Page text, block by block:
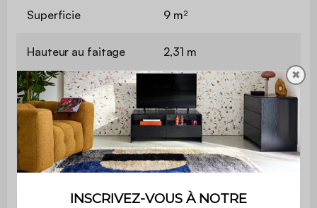
Superficie 9 m²
Hauteur au faitage 2,31 m
Hauteur entrée
Surface au sol
intérieure
7,4 m²
Dimensions poteaux 10 x 10 x 224 cm
✖